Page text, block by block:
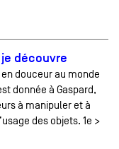
découvre
douceur au monde
donnée à Gaspard,
à manipuler et à
des objets. 1e >